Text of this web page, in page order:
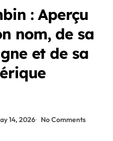
: Aperçu
nom, de sa
et de sa
14, 2026
No Comments